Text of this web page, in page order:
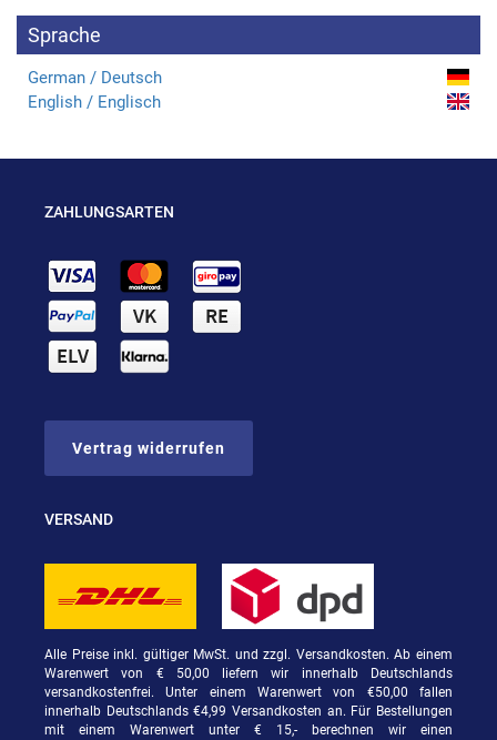
Sprache
German / Deutsch
English / Englisch
ZAHLUNGSARTEN
Vertrag widerrufen
VERSAND
Alle Preise inkl. gültiger MwSt. und zzgl. Versandkosten. Ab einem
Warenwert von € 50,00 liefern wir innerhalb Deutschlands
versandkostenfrei. Unter einem Warenwert von €50,00 fallen
innerhalb Deutschlands €4,99 Versandkosten an. Für Bestellungen
mit einem Warenwert unter € 15,- berechnen wir einen